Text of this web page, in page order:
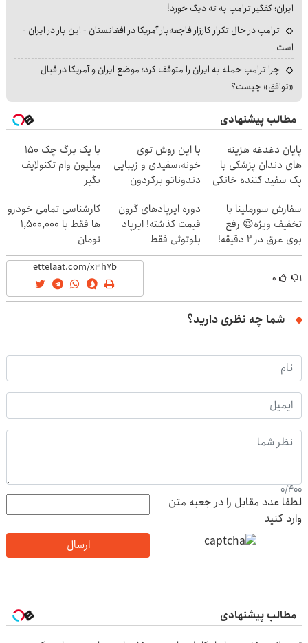
ایران؛ کفگیر ترامپ به ته دیگ خورد!
ترامپ در حال تکرار کارزار فاجعه‌بار آمریکا در افغانستان - این بار در ایران -
است
چرا ترامپ حمله به ایران را متوقف کرد؛ موضع ایران و آمریکا در قبال
«توافق» چیست؟
مطالب پیشنهادی
پایان دغدغه هزینه
های دندان پزشکی با
پک سفید کننده خانگی
با این روش توی
خونه،سفیدی و زیبایی
دندوناتو برگردون
با یک برگ چک 150
میلیون وام تکنولایف
بگیر
سفارش سورملینا با
تخفیف ویژه😍 رفع
بوی عرق در 2 دقیقه!
🔥
دوره ایرپاد‌های گرون
قیمت گذشته! ایرپاد
بلوتوثی فقط
1,399,000 تومان
کارشناسی تمامی خودرو
ها فقط با 1,500,000
تومان
۱ ۰
شما چه نظری دارید؟
0/400
لطفا عدد مقابل را در جعبه متن
وارد کنید
ارسال
مطالب پیشنهادی